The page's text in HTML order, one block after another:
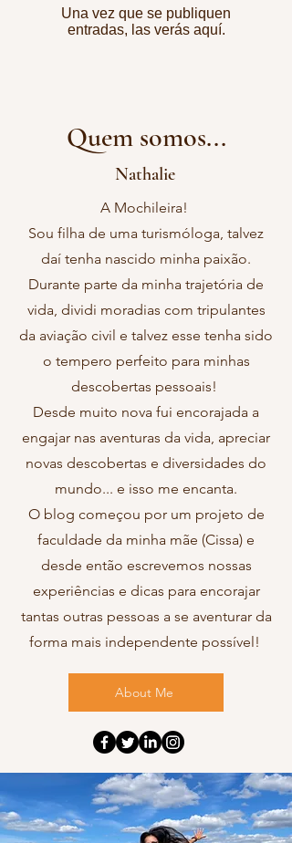
Una vez que se publiquen
entradas, las verás aquí.
Quem somos...
Nathalie
A Mochileira!
Sou filha de uma turismóloga, talvez
daí tenha nascido minha paixão.
Durante parte da minha trajetória de
vida, dividi moradias com tripulantes
da aviação civil e talvez esse tenha sido
o tempero perfeito para minhas
descobertas pessoais!
Desde muito nova fui encorajada a
engajar nas aventuras da vida, apreciar
novas descobertas e diversidades do
mundo... e isso me encanta.
O blog começou por um projeto de
faculdade da minha mãe (Cissa) e
desde então escrevemos nossas
experiências e dicas para encorajar
tantas outras pessoas a se aventurar da
forma mais independente possível!
About Me